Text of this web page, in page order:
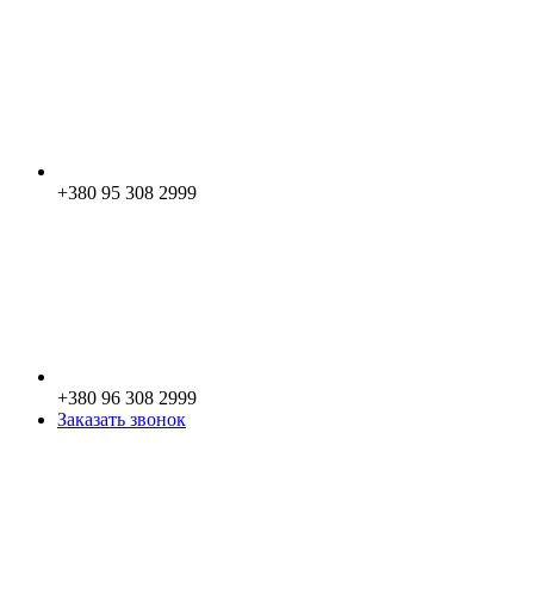
+380 95 308 2999
+380 96 308 2999
Заказать звонок